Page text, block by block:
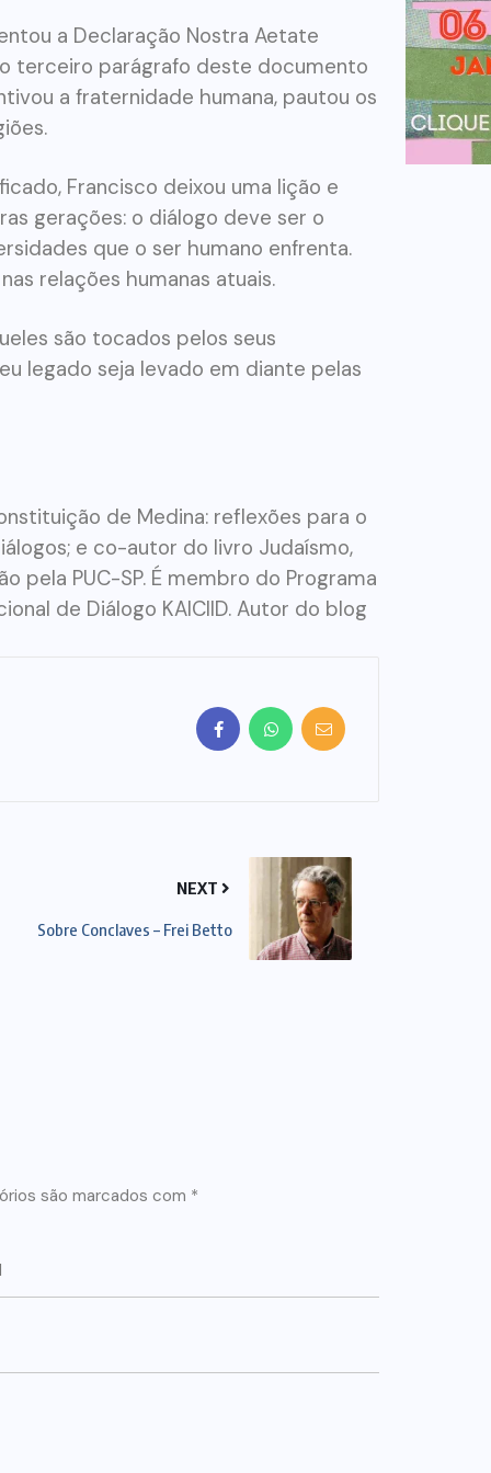
a Declaração Nostra Aetate
terceiro parágrafo deste documento
a fraternidade humana, pautou os
Francisco deixou uma lição e
gerações: o diálogo deve ser o
que o ser humano enfrenta.
relações humanas atuais.
são tocados pelos seus
legado seja levado em diante pelas
de Medina: reflexões para o
e co-autor do livro Judaísmo,
pela PUC-SP. É membro do Programa
de Diálogo KAICIID. Autor do blog
NEXT
Sobre Conclaves – Frei Betto
são marcados com *